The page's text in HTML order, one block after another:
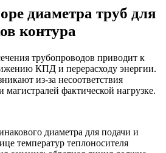
диаметра труб для
контура
трубопроводов приводит к
КПД и перерасходу энергии.
из-за несоответствия
фактической нагрузке.
диаметра для подачи и
температур теплоносителя